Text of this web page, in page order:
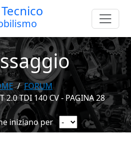
FORUM
2.0 TDI 140 CV - PAGINA 28
iniziano per